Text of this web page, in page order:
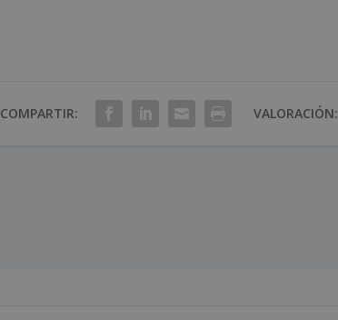
COMPARTIR: VALORACIÓN: